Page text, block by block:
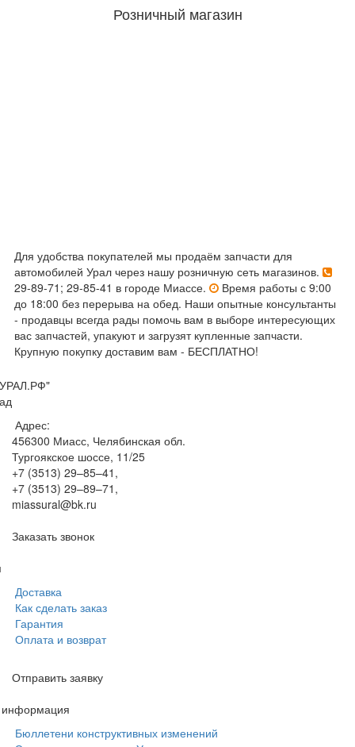
Розничный магазин
Для удобства покупателей мы продаём запчасти для
автомобилей Урал через нашу розничную сеть магазинов.
29-89-71; 29-85-41 в городе Миассе.
Время работы с 9:00
до 18:00 без перерыва на обед. Наши опытные консультанты
- продавцы всегда рады помочь вам в выборе интересующих
вас запчастей, упакуют и загрузят купленные запчасти.
Крупную покупку доставим вам - БЕСПЛАТНО!
Адрес:
456300 Миасс, Челябинская обл.
Тургоякское шоссе, 11/25
+7 (3513) 29–85–41 ,
+7 (3513) 29–89–71 ,
miassural@bk.ru
Заказать звонок
Доставка
Как сделать заказ
Гарантия
Оплата и возврат
Отправить заявку
информация
Бюллетени конструктивных изменений